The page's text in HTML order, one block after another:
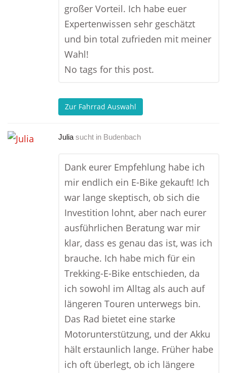
großer Vorteil. Ich habe euer
Expertenwissen sehr geschätzt
und bin total zufrieden mit meiner
Wahl!
No tags for this post.
Zur Fahrrad Auswahl
Julia sucht in Budenbach
Dank eurer Empfehlung habe ich
mir endlich ein E-Bike gekauft! Ich
war lange skeptisch, ob sich die
Investition lohnt, aber nach eurer
ausführlichen Beratung war mir
klar, dass es genau das ist, was ich
brauche. Ich habe mich für ein
Trekking-E-Bike entschieden, da
ich sowohl im Alltag als auch auf
längeren Touren unterwegs bin.
Das Rad bietet eine starke
Motorunterstützung, und der Akku
hält erstaunlich lange. Früher habe
ich oft überlegt, ob ich längere